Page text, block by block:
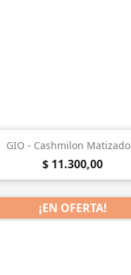
GIO - Cashmilon
$ 11.300,00
¡EN OFERTA!